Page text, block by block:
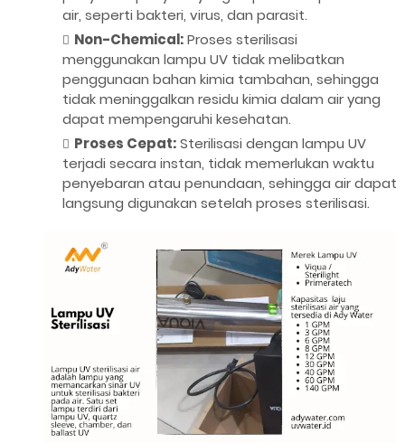
air, seperti bakteri, virus, dan parasit.
Non-Chemical:Proses sterilisasi
menggunakan lampu UV tidak melibatkan
penggunaan bahan kimia tambahan, sehingga
tidak meninggalkan residu kimia dalam air yang
dapat mempengaruhi kesehatan.
Proses Cepat:Sterilisasi dengan lampu UV
terjadi secara instan, tidak memerlukan waktu
penyebaran atau penundaan, sehingga air dapat
langsung digunakan setelah proses sterilisasi.